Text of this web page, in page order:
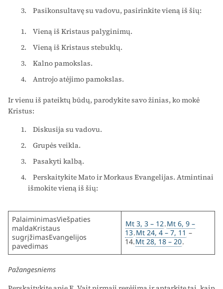
Pasikonsultavę su vadovu, pasirinkite vieną iš šių:
Vieną iš Kristaus palyginimų.
Vieną iš Kristaus stebuklų.
Kalno pamokslas.
Antrojo atėjimo pamokslas.
Ir vienu iš pateiktų būdų, parodykite savo žinias, ko mokė
Kristus:
Diskusija su vadovu.
Grupės veikla.
Pasakyti kalbą.
Perskaitykite Mato ir Morkaus Evangelijas. Atmintinai
išmokite vieną iš šių:
PalaiminimasViešpaties
maldaKristaus
sugrįžimasEvangelijos
pavedimas
Mt 3, 3 – 12.Mt 6, 9 –
13.Mt 24, 4 – 7, 11 –
14.Mt 28, 18 – 20.
Pažangesniems